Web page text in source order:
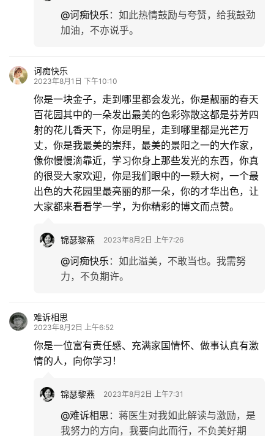
@诃痴快乐 ： 如此热情鼓励与夸赞，给我鼓劲
加油，不亦说乎。
诃痴快乐
2023年8月1日 下午10:10
你是一块金子，走到哪里都会发光，你是靓丽的春天
百花园其中的一朵发出最美的色彩弥散这都是芬芳四
射的花儿香天下，你是明星，走到哪里都是光芒万
丈，你是我最美的崇拜，最美的景阳之一的大作家，
像你慢慢滴靠近，学习你身上那些发光的东西，你真
的很受大家欢迎，你是我们眼中的一颗大树，一个最
出色的大花园里最亮丽的那一朵，你的才华出色，让
大家都来看看学一学，为你精彩的博文而点赞。
锦瑟黎燕 2023年8月2日 上午7:26
@诃痴快乐 ： 如此溢美，不敢当也。我需努
力，不负期许。
难诉相思
2023年8月2日 上午6:52
你是一位富有责任感、充满家国情怀、做事认真有激
情的人，向你学习！
锦瑟黎燕 2023年8月2日 上午7:31
@难诉相思 ： 蒋医生对我如此解读与激励，是
我努力的方向，我要向此而行，不负美好期